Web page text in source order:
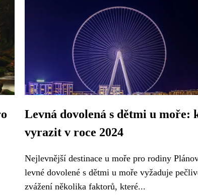
Levná dovolená s dětmi u moře:
vyrazit v roce 2024
Nejlevnější destinace u moře pro rodiny
levné dovolené s dětmi u moře vyžaduje
zvážení několika faktorů, které...